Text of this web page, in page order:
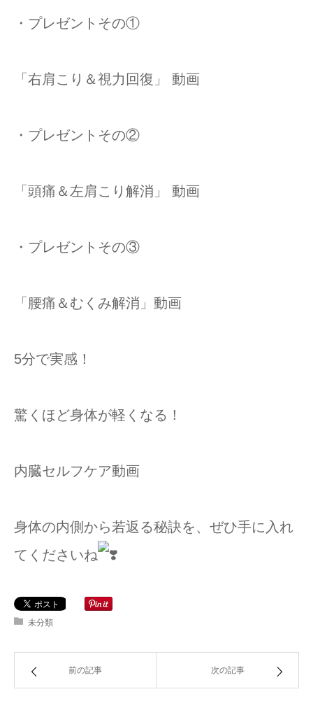
・プレゼントその①
「右肩こり＆視力回復」 動画
・プレゼントその②
「頭痛＆左肩こり解消」 動画
・プレゼントその③
「腰痛＆むくみ解消」動画
5分で実感！
驚くほど身体が軽くなる！
内臓セルフケア動画
身体の内側から若返る秘訣を、ぜひ手に入れ
てくださいね
未分類
前の記事 次の記事